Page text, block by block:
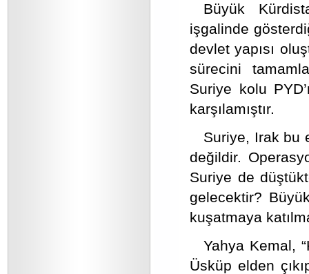
Büyük
işgalinde
devlet yapısı
sürecini
Suriye kolu
karşılamıştır.
Suriye, Irak bu
değildir.
Suriye de
gelecektir?
kuşatmaya
Yahya Kemal,
Üsküp elden